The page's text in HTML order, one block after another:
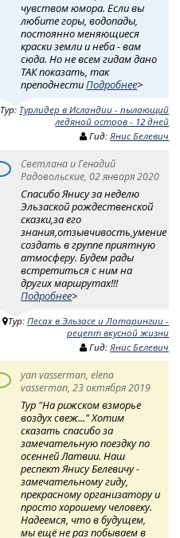
чувством юмора. Если вы
любите горы, водопады,
постоянно меняющиеся
краски земли и неба - вам
сюда. Но не всем гидам дано
ТАК показать, так
преподнестиПодробнее>
Тур: Турлидер в Исландии - пылающий
ледяной остров - 12 дней
Гид:Янис Белевич
Светлана и Генадий
Радовольские, 02 января 2020
Спасибо Янису за неделю
Эльзаской рождественской
сказки,за его
знания,отзывчивость,умение
создать в группе приятную
атмосферу. Будем рады
встретиться с ним на
других маршрутах!!!
Подробнее>
Тур:Песах в Эльзасе и Лотарингии -
рецепт вкусной жизни
Гид:Янис Белевич
yan vasserman, elena
vasserman, 23 октября 2019
Тур "На рижском взморье
воздух свеж..." Хотим
сказать спасибо за
замечательную поездку по
осенней Латвии. Наш
респект Янису Белевичу -
замечательному гиду,
прекрасному организатору и
просто хорошему человеку.
Надеемся, что в будущем,
мы ещё не раз побываем в